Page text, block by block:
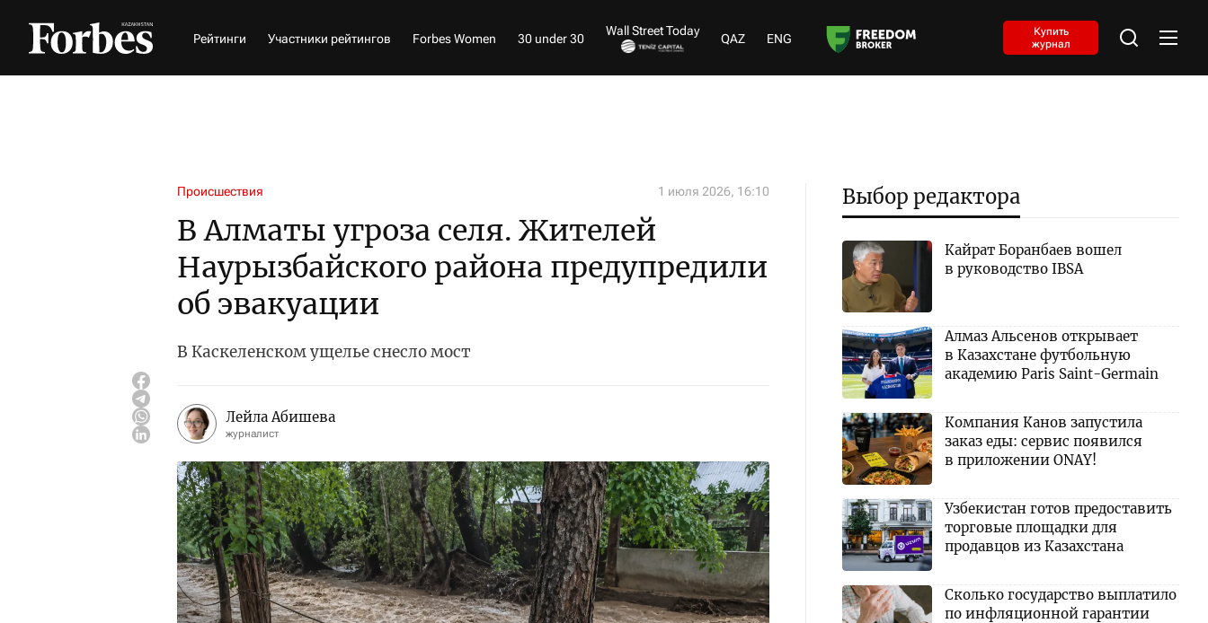
Рейтинги Участники рейтингов Forbes Women 30 under 30
Wall Street Today
QAZ ENG
Купить
журнал
Происшествия 1 июля 2026, 16:10
В Алматы угроза селя. Жителей
Наурызбайского района предупредили
об эвакуации
В Каскеленском ущелье снесло мост
Лейла Абишева
журналист
Выбор редактора
Кайрат Боранбаев вошел
в руководство IBSA
Алмаз Альсенов открывает
в Казахстане футбольную
академию Paris Saint-Germain
Компания Канов запустила
заказ еды: сервис появился
в приложении ONAY!
Узбекистан готов предоставить
торговые площадки для
продавцов из Казахстана
Сколько государство выплатило
по инфляционной гарантии